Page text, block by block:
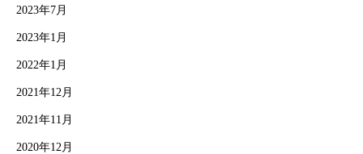
2023年7月
2023年1月
2022年1月
2021年12月
2021年11月
2020年12月